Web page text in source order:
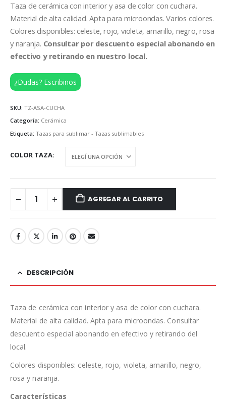
Taza de cerámica con interior y asa de color con cuchara.
Material de alta calidad. Apta para microondas. Varios colores.
Colores disponibles: celeste, rojo, violeta, amarillo, negro, rosa
y naranja. Consultar por descuento especial abonando en
efectivo y retirando en nuestro local.
¿Dudas? Escribinos
SKU: TZ-ASA-CUCHA
Categoría: Cerámica
Etiqueta: Tazas para sublimar - Tazas sublimables
COLOR TAZA
AGREGAR AL CARRITO
DESCRIPCIÓN
Taza de cerámica con interior y asa de color con cuchara.
Material de alta calidad. Apta para microondas. Consultar
descuento especial abonando en efectivo y retirando del
local.
Colores disponibles: celeste, rojo, violeta, amarillo, negro,
rosa y naranja.
Características